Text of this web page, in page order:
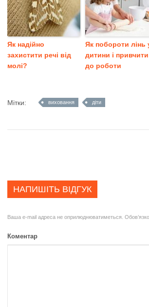
Як надійно
захистити речі від
молі?
Як побороти лінь
дитини і привчити
до роботи
Мітки: виховання діти
НАПИШІТЬ ВІДГУК
Ваша e-mail адреса не оприлюднюватиметься.
Коментар